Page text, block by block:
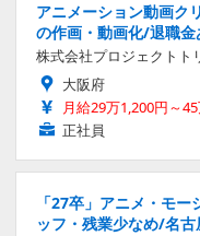
アニメーション動画ク
の作画・動画化/退職金
株式会社プロジェクトト
大阪府
月給29万1,200円～
正社員
「27卒」アニメ・モ
ッフ・残業少なめ/名